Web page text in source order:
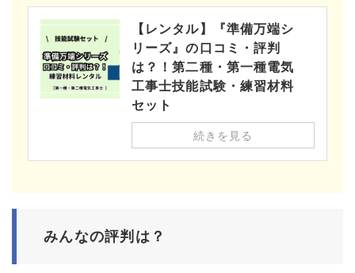
【レンタル】『準備万端シ
リーズ』の口コミ・評判
は？！第二種・第一種電気
工事士技能試験・練習材料
セット
続きを見る
みんなの評判は？